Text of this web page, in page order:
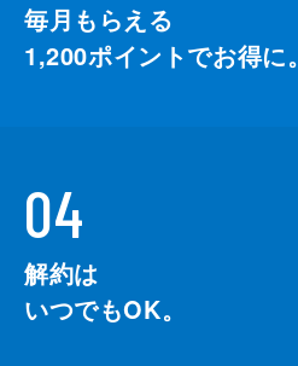
毎月もらえる
1,200ポイントでお得に。
04
解約は
いつでもOK。